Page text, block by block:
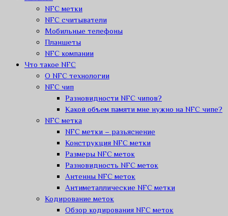
NFC метки
NFC считыватели
Мобильные телефоны
Планшеты
NFC компании
Что такое NFC
О NFC технологии
NFC чип
Разновидности NFC чипов?
Какой объем памяти мне нужно на NFC чипе?
NFC метка
NFC метки – разьяснение
Конструкция NFC метки
Размеры NFC меток
Разновидность NFC меток
Антенны NFC меток
Антиметаллические NFC метки
Кодирование меток
Обзор кодирования NFC меток